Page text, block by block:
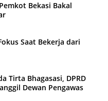
Bekasi Bakal
Saat Bekerja dari
Tirta Bhagasasi, DPRD
Dewan Pengawas